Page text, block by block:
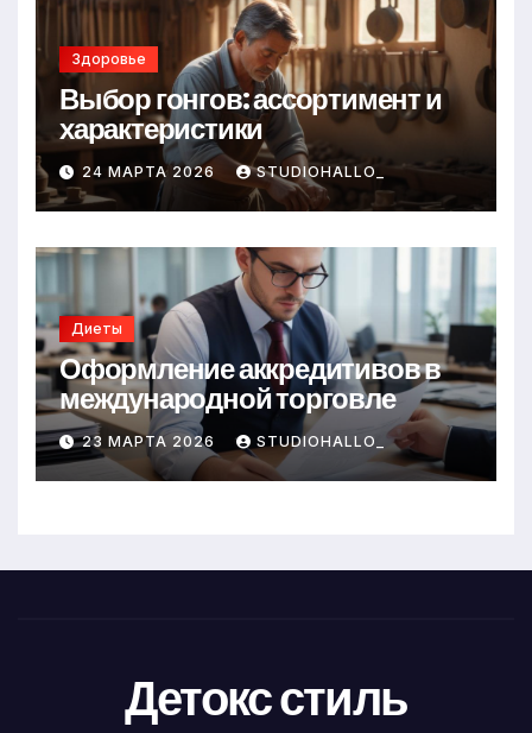
Здоровье
Выбор гонгов: ассортимент и
характеристики
24 МАРТА 2026 STUDIOHALLO_
Диеты
Оформление аккредитивов в
международной торговле
23 МАРТА 2026 STUDIOHALLO_
Детокс стиль